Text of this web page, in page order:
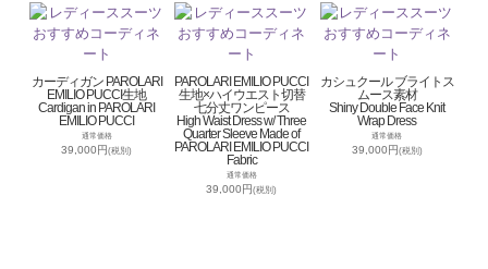
カーディガン PAROLARI
EMILIO PUCCI生地
Cardigan in PAROLARI
EMILIO PUCCI
通常価格
39,000円(税別)
PAROLARI EMILIO PUCCI
生地×ハイウエスト切替
七分丈ワンピース
High Waist Dress w/ Three
Quarter Sleeve Made of
PAROLARI EMILIO PUCCI
Fabric
通常価格
39,000円(税別)
カシュクール ブライトス
ムース素材
Shiny Double Face Knit
Wrap Dress
通常価格
39,000円(税別)